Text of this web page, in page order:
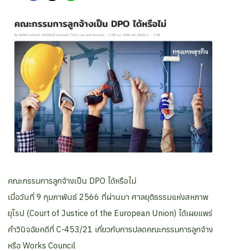
คณะกรรมการลูกจ้างเป็น DPO ได้หรือไม่
เมื่อวันที่ 9 กุมภาพันธ์ 2566 ที่ผ่านมา ศาลยุติธรรมแห่งสหภาพ
ยุโรป (Court of Justice of the European Union) ได้เผยแพร่
คำวินิจฉัยคดีที่ C-453/21 เกี่ยวกับการปลดคณะกรรมการลูกจ้าง
หรือ Works Council